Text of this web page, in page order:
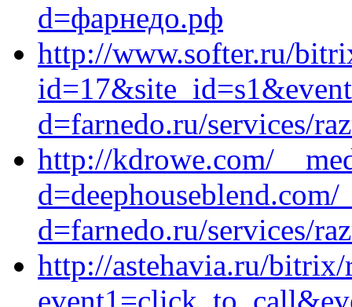
d=фарнедо.рф
http://www.softer.ru/
d=farnedo.ru/services/
http://kdrowe.com/
d=farnedo.ru/services/
http://astehavia.ru/bitrix/